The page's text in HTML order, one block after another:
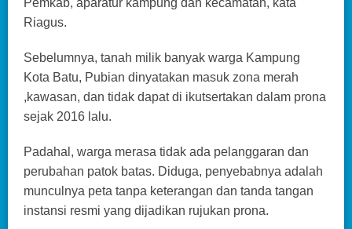
Riagus.
Sebelumnya, tanah milik banyak warga Kampung
Kota Batu, Pubian dinyatakan masuk zona merah
,kawasan, dan tidak dapat di ikutsertakan dalam prona
sejak 2016 lalu.
Padahal, warga merasa tidak ada pelanggaran dan
perubahan patok batas. Diduga, penyebabnya adalah
munculnya peta tanpa keterangan dan tanda tangan
instansi resmi yang dijadikan rujukan prona.